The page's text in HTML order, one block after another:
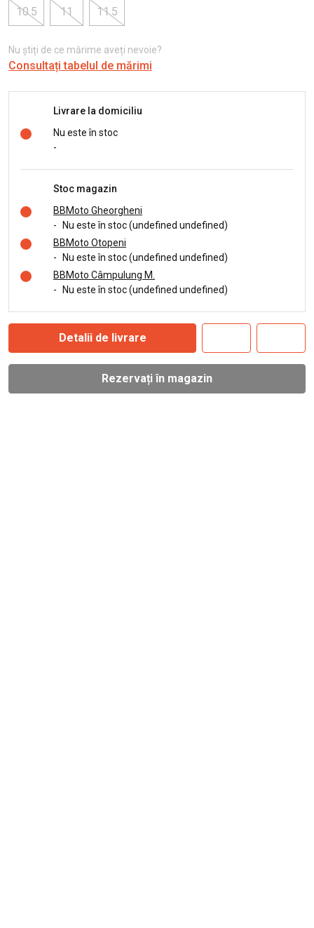
10.5 11 11.5
Nu știți de ce mărime aveți nevoie?
Consultați tabelul de mărimi
Livrare la domiciliu
Nu este în stoc
-
Stoc magazin
BBMoto Gheorgheni
-
Nu este în stoc (undefined undefined)
BBMoto Otopeni
-
Nu este în stoc (undefined undefined)
BBMoto Câmpulung M.
-
Nu este în stoc (undefined undefined)
Detalii de livrare
Rezervați în magazin